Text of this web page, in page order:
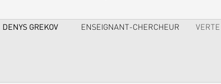
DENYS GREKOV ENSEIGNANT-CHERCHEUR VERTE